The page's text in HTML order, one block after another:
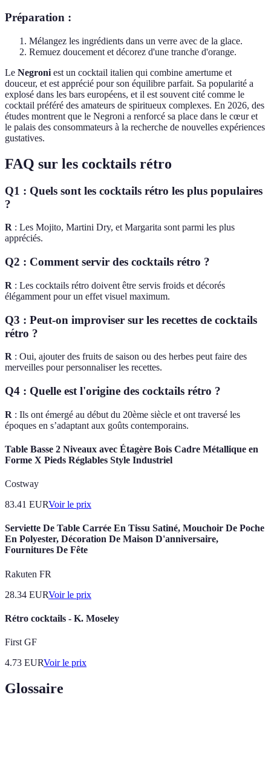
Préparation :
Mélangez les ingrédients dans un verre avec de la glace.
Remuez doucement et décorez d'une tranche d'orange.
Le Negroni est un cocktail italien qui combine amertume et
douceur, et est apprécié pour son équilibre parfait. Sa popularité a
explosé dans les bars européens, et il est souvent cité comme le
cocktail préféré des amateurs de spiritueux complexes. En 2026, des
études montrent que le Negroni a renforcé sa place dans le cœur et
le palais des consommateurs à la recherche de nouvelles expériences
gustatives.
FAQ sur les cocktails rétro
Q1 : Quels sont les cocktails rétro les plus populaires
?
R : Les Mojito, Martini Dry, et Margarita sont parmi les plus
appréciés.
Q2 : Comment servir des cocktails rétro ?
R : Les cocktails rétro doivent être servis froids et décorés
élégamment pour un effet visuel maximum.
Q3 : Peut-on improviser sur les recettes de cocktails
rétro ?
R : Oui, ajouter des fruits de saison ou des herbes peut faire des
merveilles pour personnaliser les recettes.
Q4 : Quelle est l'origine des cocktails rétro ?
R : Ils ont émergé au début du 20ème siècle et ont traversé les
époques en s’adaptant aux goûts contemporains.
Table Basse 2 Niveaux avec Étagère Bois Cadre Métallique en
Forme X Pieds Réglables Style Industriel
Costway
83.41 EURVoir le prix
Serviette De Table Carrée En Tissu Satiné, Mouchoir De Poche
En Polyester, Décoration De Maison D'anniversaire,
Fournitures De Fête
Rakuten FR
28.34 EURVoir le prix
Rétro cocktails - K. Moseley
First GF
4.73 EURVoir le prix
Glossaire